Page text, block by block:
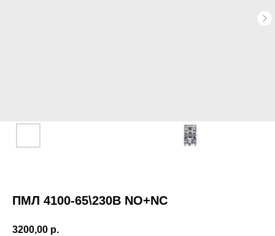
ПМЛ 4100-65\230B NO+NC
3200,00 р.